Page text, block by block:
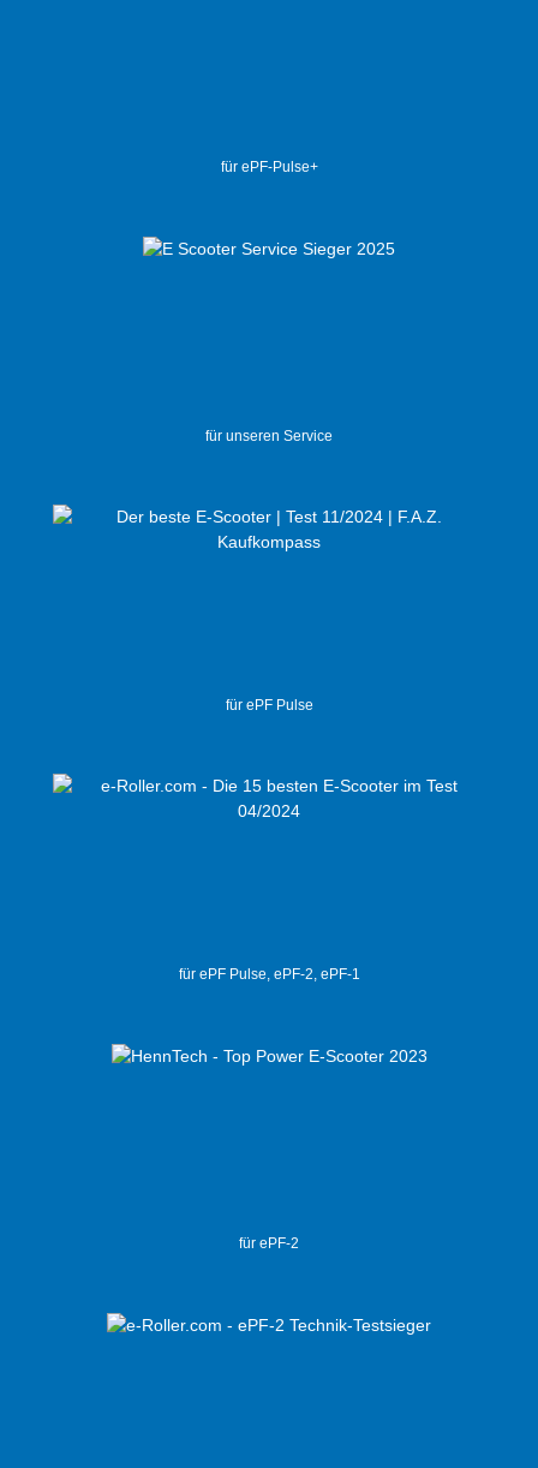
für ePF-Pulse+
für unseren Service
für ePF Pulse
für ePF Pulse, ePF-2, ePF-1
für ePF-2